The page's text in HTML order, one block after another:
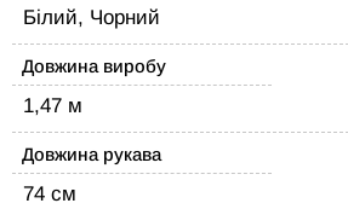
Білий, Чорний
Довжина виробу
1,47 м
Довжина рукава
74 см